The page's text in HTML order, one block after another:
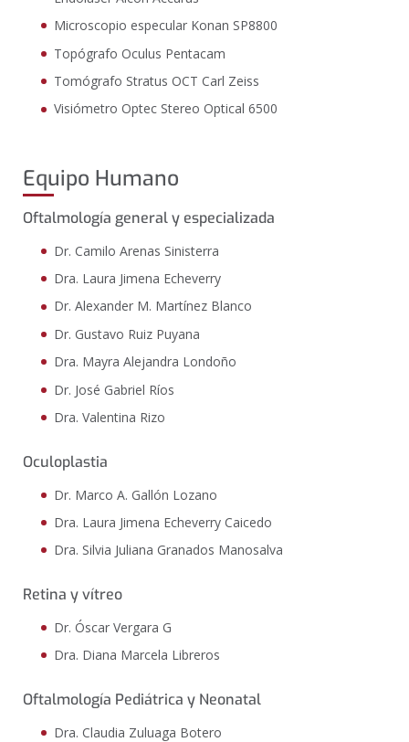
Microscopio especular Konan SP8800
Topógrafo Oculus Pentacam
Tomógrafo Stratus OCT Carl Zeiss
Visiómetro Optec Stereo Optical 6500
Equipo Humano
Oftalmología general y especializada
Dr. Camilo Arenas Sinisterra
Dra. Laura Jimena Echeverry
Dr. Alexander M. Martínez Blanco
Dr. Gustavo Ruiz Puyana
Dra. Mayra Alejandra Londoño
Dr. José Gabriel Ríos
Dra. Valentina Rizo
Oculoplastia
Dr. Marco A. Gallón Lozano
Dra. Laura Jimena Echeverry Caicedo
Dra. Silvia Juliana Granados Manosalva
Retina y vítreo
Dr. Óscar Vergara G
Dra. Diana Marcela Libreros
Oftalmología Pediátrica y Neonatal
Dra. Claudia Zuluaga Botero